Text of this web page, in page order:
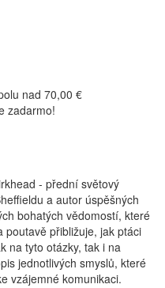
nad 70,00 €
zadarmo!
- přední světový
a autor úspěšných
bohatých vědomostí, které
poutavě přibližuje, jak ptáci
na tyto otázky, tak i na
jednotlivých smyslů, které
vzájemné komunikaci.